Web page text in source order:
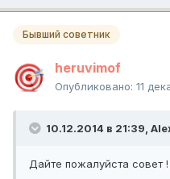
Бывший советник
heruvimof
Опубликовано: 11
10.12.2014 в 21:39,
Дайте пожалуйста совет !